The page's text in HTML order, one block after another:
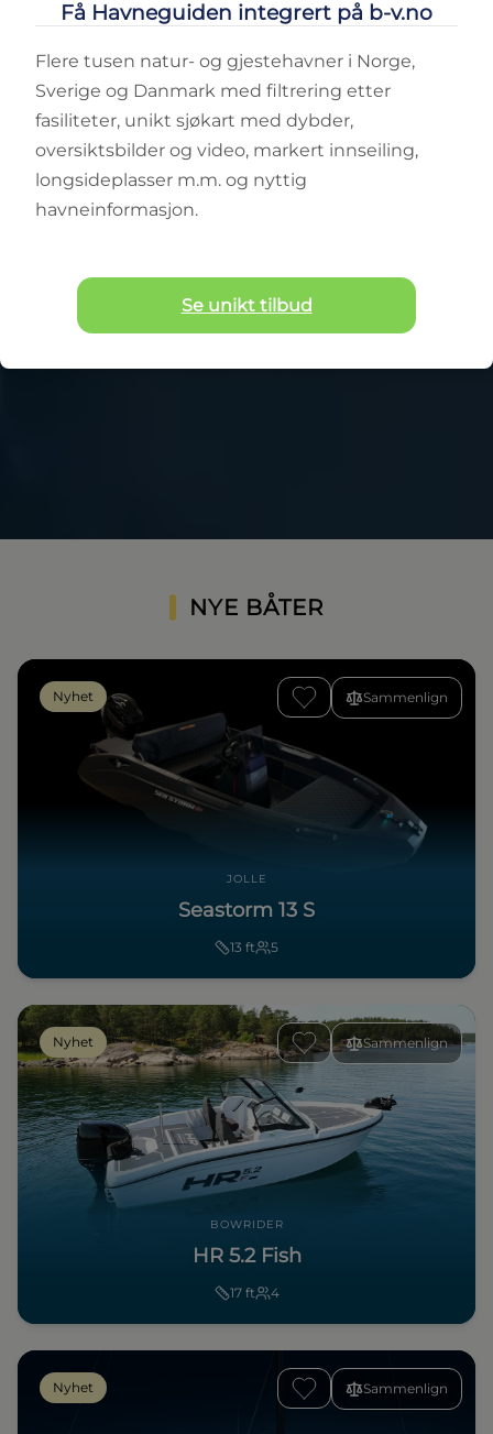
NYE BÅTER
Sammenlign
Nyhet
JOLLE
Seastorm 13 S
13 ft 5
Sammenlign
Nyhet
BOWRIDER
HR 5.2 Fish
17 ft 4
Sammenlign
Nyhet
Få Havneguiden integrert på b-v.no
Flere tusen natur- og gjestehavner i Norge,
Sverige og Danmark med filtrering etter
fasiliteter, unikt sjøkart med dybder,
oversiktsbilder og video, markert innseiling,
longsideplasser m.m. og nyttig
havneinformasjon.
Se unikt tilbud